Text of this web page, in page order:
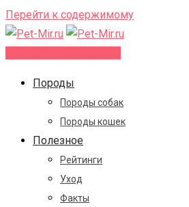
Перейти к содержимому
Породы
Породы собак
Породы кошек
Полезное
Рейтинги
Уход
Факты